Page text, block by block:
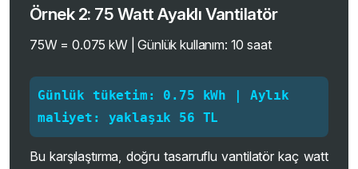
Örnek 2: 75 Watt Ayaklı Vantilatör
75W = 0.075 kW | Günlük kullanım: 10 saat
Günlük tüketim: 0.75 kWh | Aylık
maliyet: yaklaşık 56 TL
Bu karşılaştırma, doğru tasarruflu vantilatör kaç watt